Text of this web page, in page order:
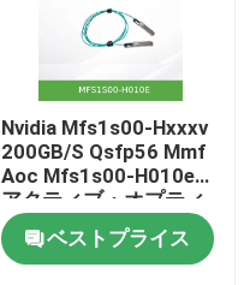
Nvidia Mfs1s00-Hxxxv
200GB/S Qsfp56 Mmf
Aoc Mfs1s00-H010e
アクティブ・オプティ
カルケーブル,最大
200gbps,Qsfp56から
Qsfp56まで
ベストプライス